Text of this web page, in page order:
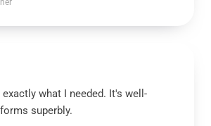
what I needed. It's well-
superbly.